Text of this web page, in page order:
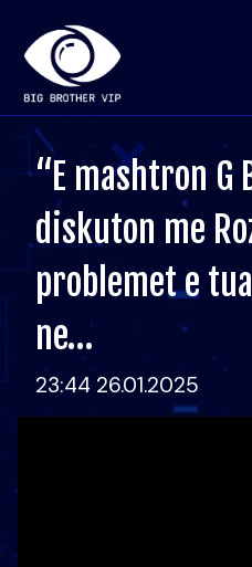
“E mashtron G
diskuton me
problemet e
ne…
23:44 26.01.2025